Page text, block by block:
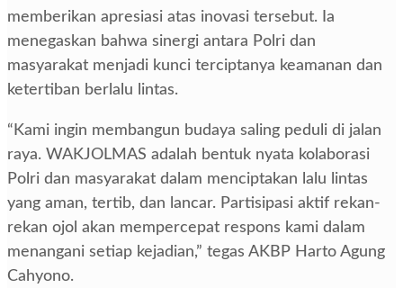
memberikan apresiasi atas inovasi tersebut. Ia
menegaskan bahwa sinergi antara Polri dan
masyarakat menjadi kunci terciptanya keamanan dan
ketertiban berlalu lintas.
“Kami ingin membangun budaya saling peduli di jalan
raya. WAKJOLMAS adalah bentuk nyata kolaborasi
Polri dan masyarakat dalam menciptakan lalu lintas
yang aman, tertib, dan lancar. Partisipasi aktif rekan-
rekan ojol akan mempercepat respons kami dalam
menangani setiap kejadian,” tegas AKBP Harto Agung
Cahyono.